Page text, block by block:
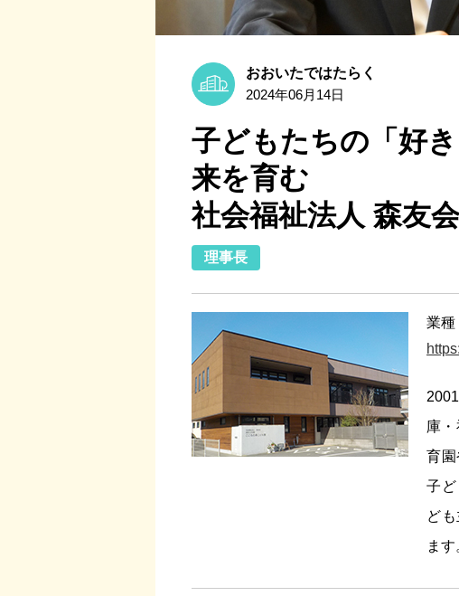
おおいたではたらく
2024年06月14日
子どもたちの「好
来を育む
社会福祉法人 森友会
理事長
業種
庫
育
子
ど
ます